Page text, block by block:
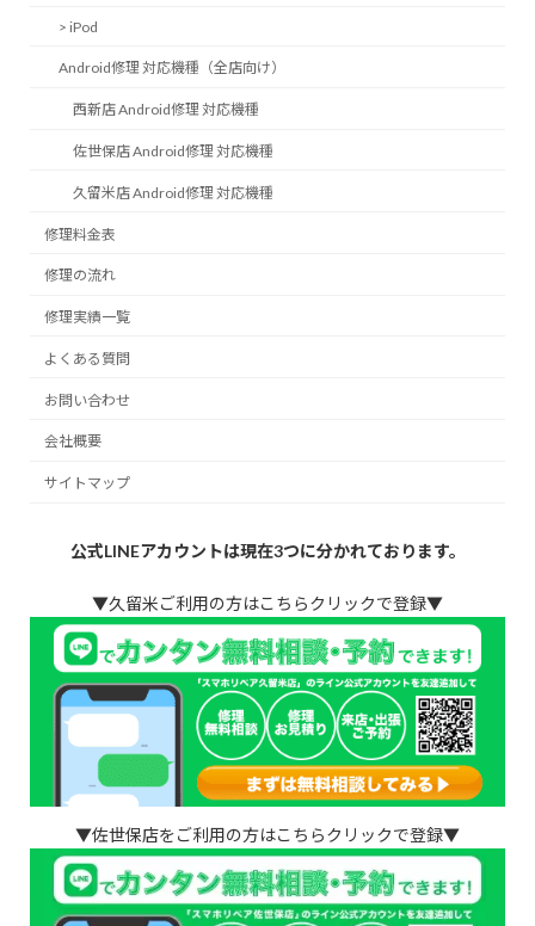
> iPod
Android修理 対応機種（全店向け）
西新店 Android修理 対応機種
佐世保店 Android修理 対応機種
久留米店 Android修理 対応機種
修理料金表
修理の流れ
修理実績一覧
よくある質問
お問い合わせ
会社概要
サイトマップ
公式LINEアカウントは現在3つに分かれております。
▼久留米ご利用の方はこちらクリックで登録▼
▼佐世保店をご利用の方はこちらクリックで登録▼